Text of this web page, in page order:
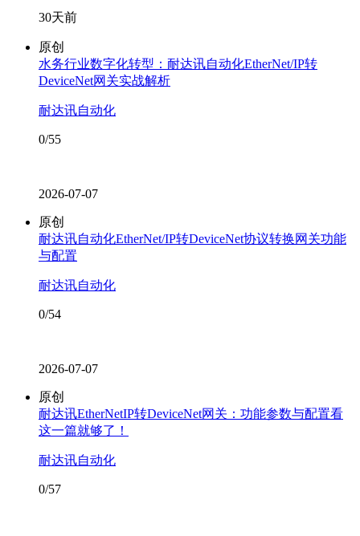
30天前
原创
水务行业数字化转型：耐达讯自动化EtherNet/IP转
DeviceNet网关实战解析
耐达讯自动化
0/55
2026-07-07
原创
耐达讯自动化EtherNet/IP转DeviceNet协议转换网关功能
与配置
耐达讯自动化
0/54
2026-07-07
原创
耐达讯EtherNetIP转DeviceNet网关：功能参数与配置看
这一篇就够了！
耐达讯自动化
0/57